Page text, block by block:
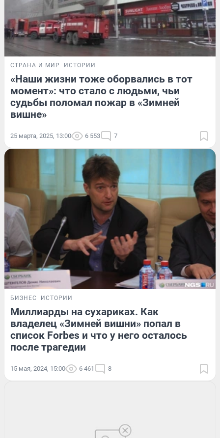
СТРАНА И МИР ИСТОРИИ
«Наши жизни тоже оборвались в тот
момент»: что стало с людьми, чьи
судьбы поломал пожар в «Зимней
вишне»
25 марта, 2025, 13:00 6 553 7
БИЗНЕС ИСТОРИИ
Миллиарды на сухариках. Как
владелец «Зимней вишни» попал в
список Forbes и что у него осталось
после трагедии
15 мая, 2024, 15:00 6 461 8